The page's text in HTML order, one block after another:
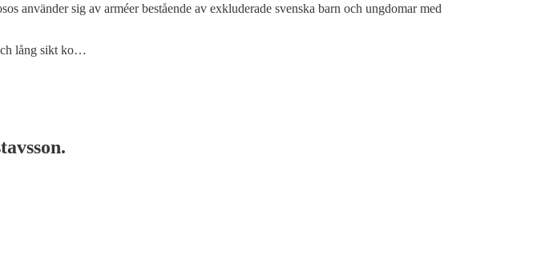
använder sig av arméer bestående av exkluderade svenska barn och ungdomar med
lång sikt ko…